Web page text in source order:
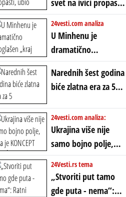
POLARIZACIJA?
svet na ivici propasti,
ubio milione, ali je
spasao sistem
24vesti.com analiza
U Minhenu je
dramatično
proglašen „kraj jedne
ere“, ali sa
dvostrukom
neistinom: forma te
ere završila se na
istom mestu, ali
prošle godine
Narednih šest godina
biće zlatna era za 5
znakova: Stiže lavina
novca i bogatstva
24vesti.com analiza:
Ukrajina više nije
samo bojno polje,
ona je KONCEPT KOJI
ĆE RASPASTI CEO
ZAPADNI SVET
24Vesti.rs tema
„Stvoriti put tamo
gde puta - nema“: